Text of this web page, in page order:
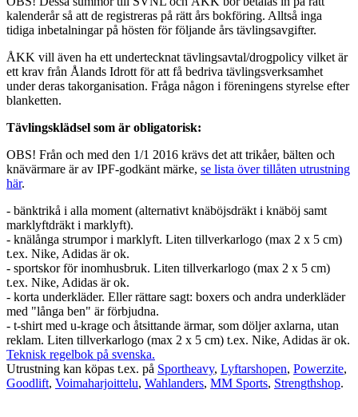
kalenderår så att de registreras på rätt års bokföring. Alltså inga
tidiga inbetalningar på hösten för följande års tävlingsavgifter.
ÅKK vill även ha ett undertecknat tävlingsavtal/drogpolicy vilket är
ett krav från Ålands Idrott för att få bedriva tävlingsverksamhet
under deras takorganisation. Fråga någon i föreningens styrelse efter
blanketten.
Tävlingsklädsel som är obligatorisk:
OBS! Från och med den 1/1 2016 krävs det att trikåer, bälten och
knävärmare är av IPF-godkänt märke, se lista över tillåten utrustning
här.
- bänktrikå i alla moment (alternativt knäböjsdräkt i knäböj samt
marklyftdräkt i marklyft).
- knälånga strumpor i marklyft. Liten tillverkarlogo (max 2 x 5 cm)
t.ex. Nike, Adidas är ok.
- sportskor för inomhusbruk. Liten tillverkarlogo (max 2 x 5 cm)
t.ex. Nike, Adidas är ok.
- korta underkläder. Eller rättare sagt: boxers och andra underkläder
med "långa ben" är förbjudna.
- t-shirt med u-krage och åtsittande ärmar, som döljer axlarna, utan
reklam. Liten tillverkarlogo (max 2 x 5 cm) t.ex. Nike, Adidas är ok.
Teknisk regelbok på svenska.
Utrustning kan köpas t.ex. på Sportheavy, Lyftarshopen, Powerzite,
Goodlift, Voimaharjoittelu, Wahlanders, MM Sports, Strengthshop.